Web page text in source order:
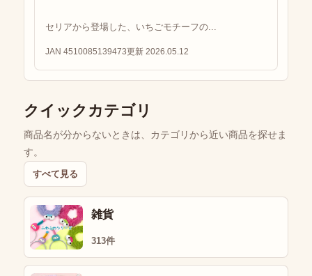
セリアから登場した、いちごモチーフの...
JAN 4510085139473更新 2026.05.12
クイックカテゴリ
商品名が分からないときは、カテゴリから近い商品を探せま
す。
すべて見る
雑貨
313件